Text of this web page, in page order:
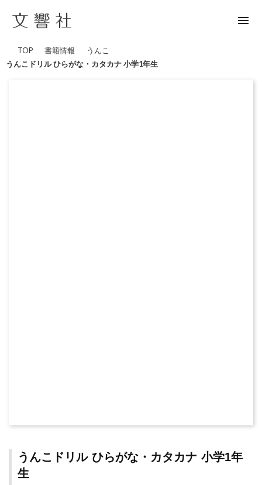
menu
TOP 書籍情報
うんこ
うんこドリル ひらがな・カタカナ 小学1年生
うんこドリル ひらがな・カタカナ 小学1年
生